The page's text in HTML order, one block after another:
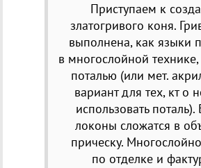
Приступаем к
златогривого коня.
выполнена, как языки
в многослойной
поталью (или мет.
вариант для тех, кт о
использовать
локоны сложатся в
прическу.
по отделке и